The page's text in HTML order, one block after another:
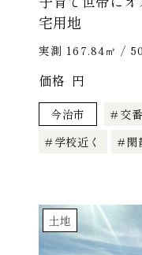
宅用地
実測 167.84㎡ /
価格 円
今治市 交
学校近く
閑
土地